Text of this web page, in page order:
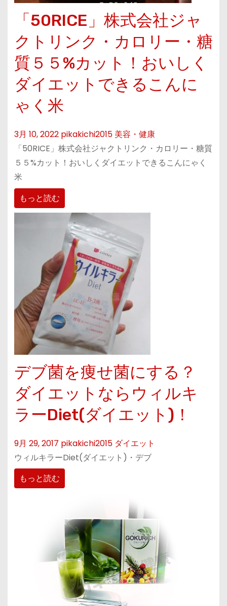
「50RICE」株式会社ジャ
クトリンク・カロリー・糖
質５５%カット！おいしく
ダイエットできるこんに
ゃく米
3月 10, 2022 pikakichi2015 美容・健康
「50RICE」株式会社ジャクトリンク・カロリー・糖質
５５%カット！おいしくダイエットできるこんにゃく
米
もっと読む
デブ菌を痩せ菌にする？
ダイエットならウィルキ
ラーDiet(ダイエット)！
9月 29, 2017 pikakichi2015 ダイエット
ウィルキラーDiet(ダイエット)・デブ
もっと読む